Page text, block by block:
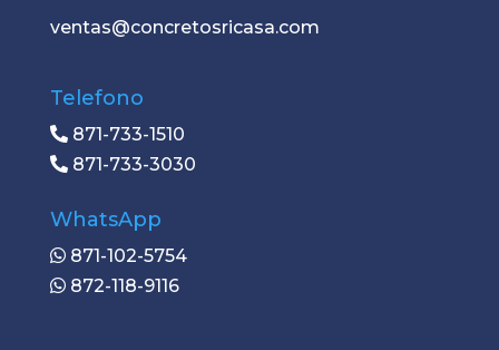
ventas@concretosricasa.com
Telefono
871-733-1510
871-733-3030
WhatsApp
871-102-5754
872-118-9116